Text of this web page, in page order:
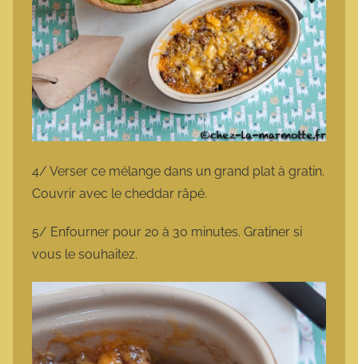
4/ Verser ce mélange dans un grand plat à gratin.
Couvrir avec le cheddar râpé.
5/ Enfourner pour 20 à 30 minutes. Gratiner si
vous le souhaitez.